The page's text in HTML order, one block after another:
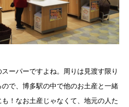
ーパーですよね。周りは見渡す限り
で、博多駅の中で他のお土産と一緒
！なお土産じゃなくて、地元の人た